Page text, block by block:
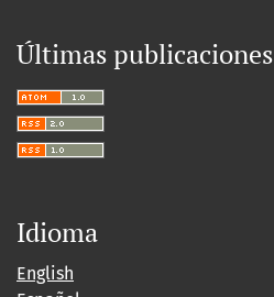
Últimas publicaciones
Idioma
English